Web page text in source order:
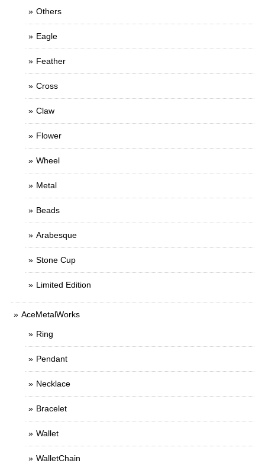
Others
Eagle
Feather
Cross
Claw
Flower
Wheel
Metal
Beads
Arabesque
Stone Cup
Limited Edition
AceMetalWorks
Ring
Pendant
Necklace
Bracelet
Wallet
WalletChain